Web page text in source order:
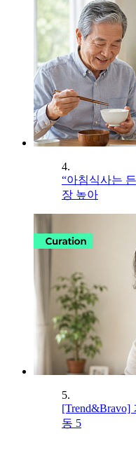
4.
“아침식사는
장 높아
5.
[Trend&Bravo]
동 5